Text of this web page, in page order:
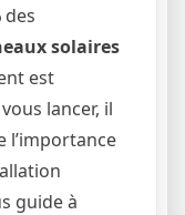
des
solaires
est
lancer, il
l’importance
guide à